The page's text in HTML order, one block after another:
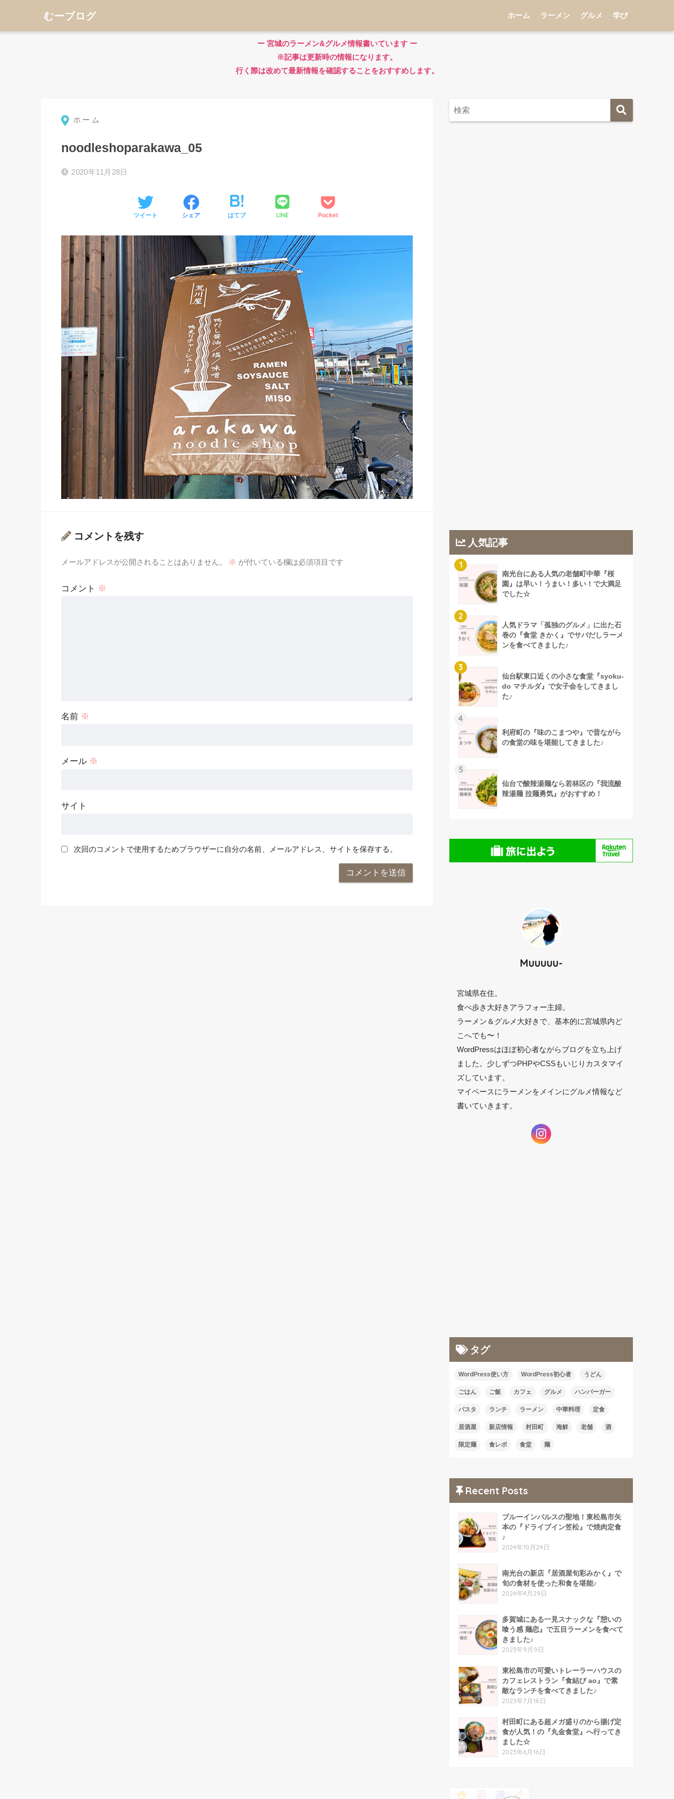
むーブログ ホーム ラーメン グルメ 学び
ー 宮城のラーメン&グルメ情報書いています ー
※記事は更新時の情報になります。
行く際は改めて最新情報を確認することをおすすめします。
ホーム
noodleshoparakawa_05
2020年11月28日
ツイート シェア はてブ LINE Pocket
コメントを残す
メールアドレスが公開されることはありません。 ※ が付いている欄は必須項目です
コメント ※
名前 ※
メール ※
サイト
次回のコメントで使用するためブラウザーに自分の名前、メールアドレス、サイトを保存する。
人気記事
1
南光台にある人気の老舗町中華『桜
園』は早い！うまい！多い！で大満足
でした☆
2
人気ドラマ「孤独のグルメ」に出た石
巻の『食堂 きかく』でサバだしラーメ
ンを食べてきました♪
3
仙台駅東口近くの小さな食堂『syoku-
do マチルダ』で女子会をしてきまし
た♪
4
利府町の『味のこまつや』で昔ながら
の食堂の味を堪能してきました♪
5
仙台で酸辣湯麺なら若林区の『我流酸
辣湯麺 拉麺勇気』がおすすめ！
Muuuuu-
宮城県在住。
食べ歩き大好きアラフォー主婦。
ラーメン＆グルメ大好きで、基本的に宮城県内ど
こへでも〜！
WordPressはほぼ初心者ながらブログを立ち上げ
ました。少しずつPHPやCSSもいじりカスタマイ
ズしています。
マイペースにラーメンをメインにグルメ情報など
書いていきます。
タグ
WordPress使い方 WordPress初心者 うどん
ごはん ご飯 カフェ グルメ ハンバーガー
パスタ ランチ ラーメン 中華料理 定食
居酒屋 新店情報 村田町 海鮮 老舗 酒
限定麺 食レポ 食堂 麺
Recent Posts
ブルーインパルスの聖地！東松島市矢
本の『ドライブイン笠松』で焼肉定食
♪
2024年10月24日
南光台の新店『居酒屋旬彩みかく』で
旬の食材を使った和食を堪能♪
2024年4月29日
多賀城にある一見スナックな『憩いの
喰う感 麺恋』で五目ラーメンを食べて
きました♪
2023年9月9日
東松島市の可愛いトレーラーハウスの
カフェレストラン『食結び ao』で素
敵なランチを食べてきました♪
2023年7月18日
村田町にある超メガ盛りのから揚げ定
食が人気！の『丸金食堂』へ行ってき
ました☆
2023年6月16日